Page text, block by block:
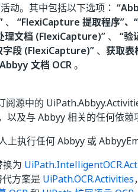
动。其中包括以下选项：
、 “FlexiCapture 提取程序”
理文档 (FlexiCapture)” 、 “验
字段 (FlexiCapture)” 、 获取
Abbyy 文档 OCR。
源中的
及与 Abbyy 相关的任何依赖
执行任何 Abbyy 或
为
方案是 UiPath.OCR.Activities